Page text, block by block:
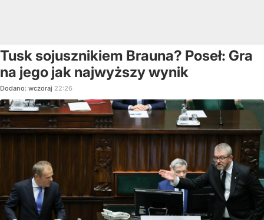
Tusk sojusznikiem Brauna? Poseł: Gra
na jego jak najwyższy wynik
Dodano: wczoraj 22:26